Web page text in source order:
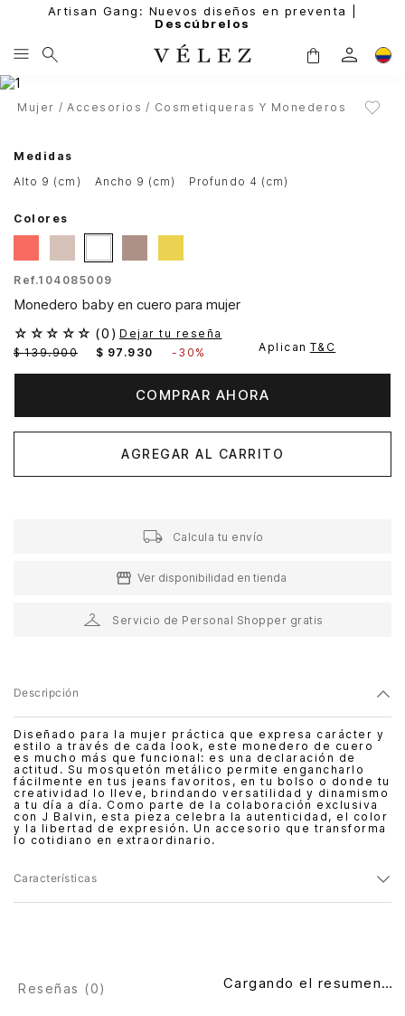
Artisan Gang: Nuevos diseños en preventa |
Descúbrelos
Mujer Accesorios Cosmetiqueras Y Monederos
Medidas
alto 9 (cm)
ancho 9 (cm) profundo 4 (cm)
Colores
Ref.104085009
Monedero baby en cuero para mujer
☆ ☆ ☆ ☆ ☆ (0 ) Dejar tu reseña
$ 139.900 $ 97 .930 - 30% Aplican T&C
COMPRAR AHORA
AGREGAR AL CARRITO
Calcula tu envío
Ver disponibilidad en tienda
Servicio de Personal Shopper gratis
Descripción
Diseñado para la mujer práctica que expresa carácter y
estilo a través de cada look, este monedero de cuero
es mucho más que funcional: es una declaración de
actitud. Su mosquetón metálico permite engancharlo
fácilmente en tus jeans favoritos, en tu bolso o donde tu
creatividad lo lleve, brindando versatilidad y dinamismo
a tu día a día. Como parte de la colaboración exclusiva
con J Balvin, esta pieza celebra la autenticidad, el color
y la libertad de expresión. Un accesorio que transforma
lo cotidiano en extraordinario.
Características
Reseñas (0) Cargando el resumen…